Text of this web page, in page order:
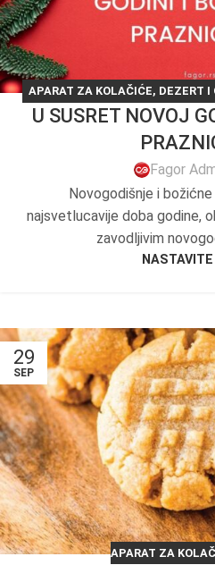
APARAT ZA KOLAČIĆE, DEZERT I
U SUSRET NOVOJ
Fagor
Novogodišnje i
najsvetlucavije doba godine,
zavodljivim
NASTAVITE
29
SEP
APARAT ZA